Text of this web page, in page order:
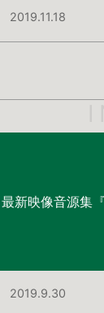
2019.11.18
最新映像音源集
2019.9.30